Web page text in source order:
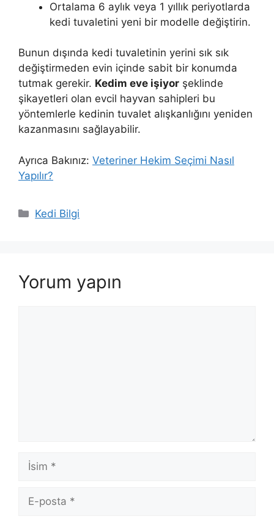
Ortalama 6 aylık veya 1 yıllık periyotlarda
kedi tuvaletini yeni bir modelle değiştirin.
Bunun dışında kedi tuvaletinin yerini sık sık
değiştirmeden evin içinde sabit bir konumda
tutmak gerekir. Kedim eve işiyor şeklinde
şikayetleri olan evcil hayvan sahipleri bu
yöntemlerle kedinin tuvalet alışkanlığını yeniden
kazanmasını sağlayabilir.
Ayrıca Bakınız: Veteriner Hekim Seçimi Nasıl
Yapılır?
Kategoriler
Kedi Bilgi
Yorum yapın
İsim
posta